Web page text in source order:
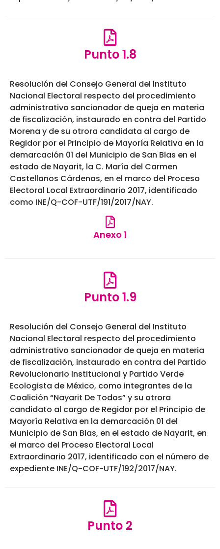
Punto 1.8
Resolución del Consejo General del Instituto
Nacional Electoral respecto del procedimiento
administrativo sancionador de queja en materia
de fiscalización, instaurado en contra del Partido
Morena y de su otrora candidata al cargo de
Regidor por el Principio de Mayoría Relativa en la
demarcación 01 del Municipio de San Blas en el
estado de Nayarit, la C. María del Carmen
Castellanos Cárdenas, en el marco del Proceso
Electoral Local Extraordinario 2017, identificado
como INE/Q-COF-UTF/191/2017/NAY.
Anexo 1
Punto 1.9
Resolución del Consejo General del Instituto
Nacional Electoral respecto del procedimiento
administrativo sancionador de queja en materia
de fiscalización, instaurado en contra del Partido
Revolucionario Institucional y Partido Verde
Ecologista de México, como integrantes de la
Coalición “Nayarit De Todos” y su otrora
candidato al cargo de Regidor por el Principio de
Mayoría Relativa en la demarcación 01 del
Municipio de San Blas, en el estado de Nayarit, en
el marco del Proceso Electoral Local
Extraordinario 2017, identificado con el número de
expediente INE/Q-COF-UTF/192/2017/NAY.
Punto 2